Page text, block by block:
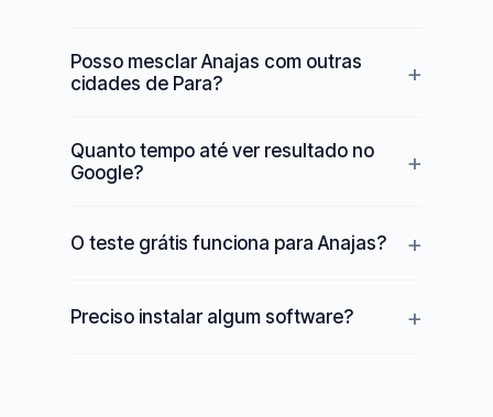
Posso mesclar Anajas com outras
cidades de Para?
Quanto tempo até ver resultado no
Google?
O teste grátis funciona para Anajas?
Preciso instalar algum software?